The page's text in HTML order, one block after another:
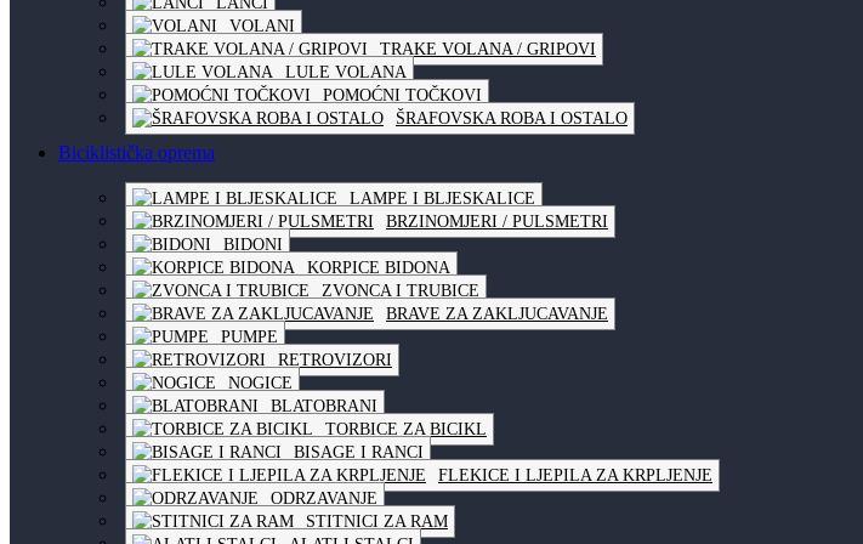
VOLANI
TRAKE VOLANA / GRIPOVI
LULE VOLANA
POMOĆNI TOČKOVI
ŠRAFOVSKA ROBA I OSTALO
Biciklistička oprema
LAMPE I BLJESKALICE
BRZINOMJERI / PULSMETRI
BIDONI
KORPICE BIDONA
ZVONCA I TRUBICE
BRAVE ZA ZAKLJUCAVANJE
PUMPE
RETROVIZORI
NOGICE
BLATOBRANI
TORBICE ZA BICIKL
BISAGE I RANCI
FLEKICE I LJEPILA ZA KRPLJENJE
ODRZAVANJE
STITNICI ZA RAM